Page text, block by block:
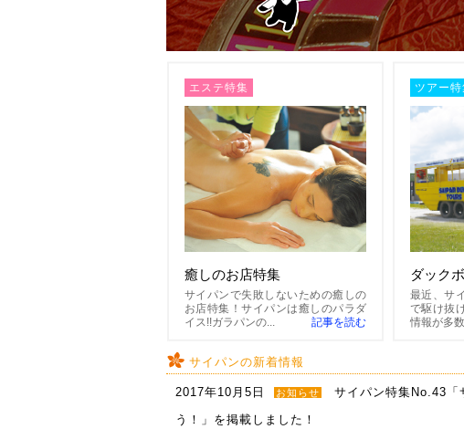
エステ特集
癒しのお店特集
サイパンで失敗しないための癒しの
お店特集！サイパンは癒しのパラダ
イス!!ガラパンの...
記事を読む
ツアー特
ダック
最近、サ
で駆け抜
情報が多
サイパンの新着情報
2017年10月5日 お知らせ
サイパン特集No.43「
う！」を掲載しました！